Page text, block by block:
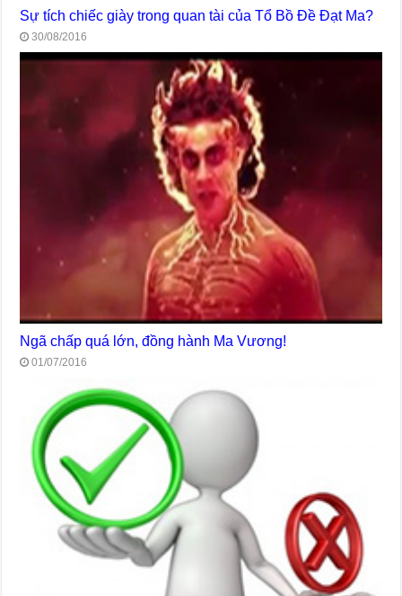
Sự tích chiếc giày trong quan tài của Tổ Bồ Đề Đạt Ma?
30/08/2016
Ngã chấp quá lớn, đồng hành Ma Vương!
01/07/2016